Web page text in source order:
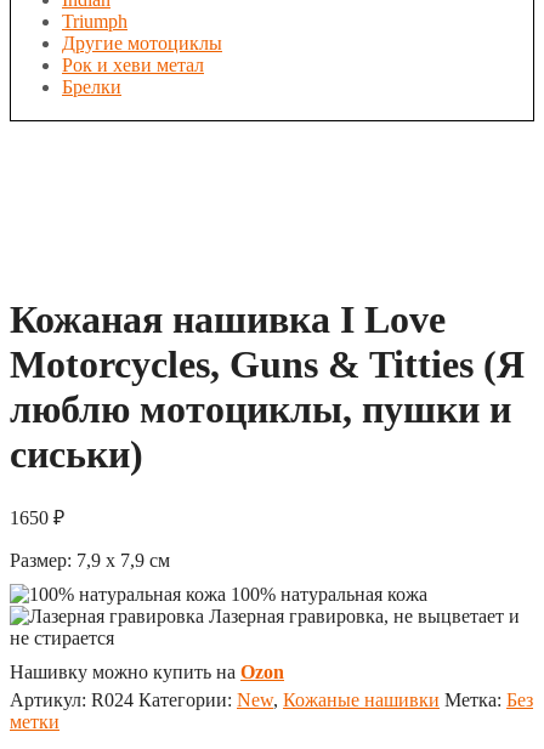
Triumph
Другие мотоциклы
Рок и хеви метал
Брелки
Кожаная нашивка I Love
Motorcycles, Guns & Titties (Я
люблю мотоциклы, пушки и
сиськи)
1650 ₽
Размер: 7,9 x 7,9 см
100% натуральная кожа
Лазерная гравировка, не выцветает и
не стирается
Нашивку можно купить на Ozon
Артикул: R024 Категории: New, Кожаные нашивки Метка: Без
метки